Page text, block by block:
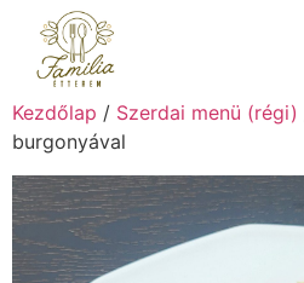
Kezdőlap / Szerdai menü (régi)
burgonyával